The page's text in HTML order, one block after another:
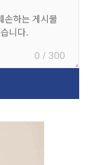
0 / 300